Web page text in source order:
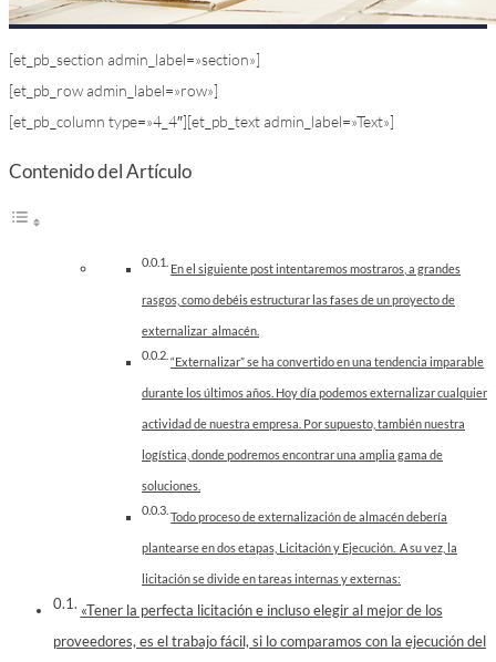
[et_pb_section admin_label=»section»]
[et_pb_row admin_label=»row»]
[et_pb_column type=»4_4″][et_pb_text admin_label=»Text»]
Contenido del Artículo
En el siguiente post intentaremos mostraros, a grandes
rasgos, como debéis estructurar las fases de un proyecto de
externalizar almacén.
“Externalizar” se ha convertido en una tendencia imparable
durante los últimos años. Hoy día podemos externalizar cualquier
actividad de nuestra empresa. Por supuesto, también nuestra
logística, donde podremos encontrar una amplia gama de
soluciones.
Todo proceso de externalización de almacén debería
plantearse en dos etapas, Licitación y Ejecución. A su vez, la
licitación se divide en tareas internas y externas:
«Tener la perfecta licitación e incluso elegir al mejor de los
proveedores, es el trabajo fácil, si lo comparamos con la ejecución del